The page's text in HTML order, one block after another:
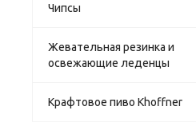
Чипсы
Жевательная резинка и
освежающие леденцы
Крафтовое пиво Khoffner